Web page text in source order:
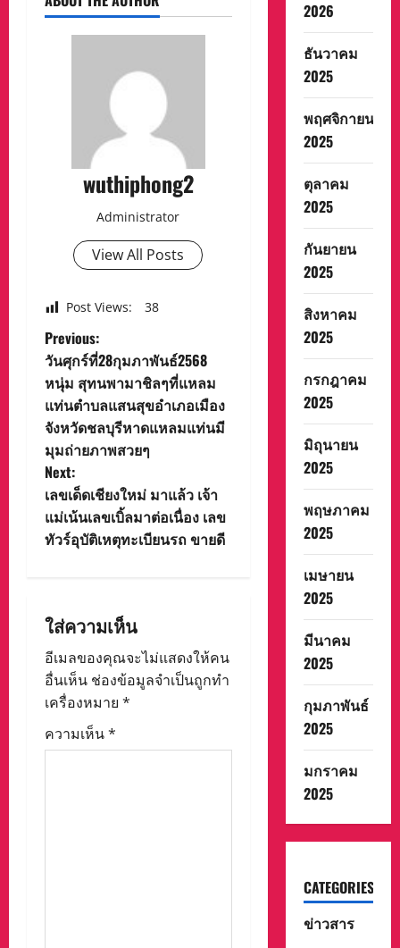
wuthiphong2
Administrator
View All Posts
Post Views: 38
P
o
s
t
n
a
i
g
a
t
i
Previous:
วันศุกร์ที่28กุมภาพันธ์2568
หนุ่ม สุทนพามาชิลๆที่แหลม
แท่นตำบลแสนสุขอําเภอเมือง
จังหวัดชลบุรีหาดแหลมแท่นมี
มุมถ่ายภาพสวยๆ
Next:
เลขเด็ดเชียงใหม่ มาแล้ว เจ้า
แม่เน้นเลขเบิ้ลมาต่อเนื่อง เลข
ทัวร์อุบัติเหตุทะเบียนรถ ขายดี
ใส่ความเห็น
อีเมลของคุณจะไม่แสดงให้คน
อื่นเห็น ช่องข้อมูลจำเป็นถูกทำ
เครื่องหมาย *
ความเห็น*
2026
ธันวาคม
2025
พฤศจิกายน
2025
ตุลาคม
2025
กันยายน
2025
สิงหาคม
2025
กรกฎาคม
2025
มิถุนายน
2025
พฤษภาคม
2025
เมษายน
2025
มีนาคม
2025
กุมภาพันธ์
2025
มกราคม
2025
CATEGORIES
ข่าวสาร